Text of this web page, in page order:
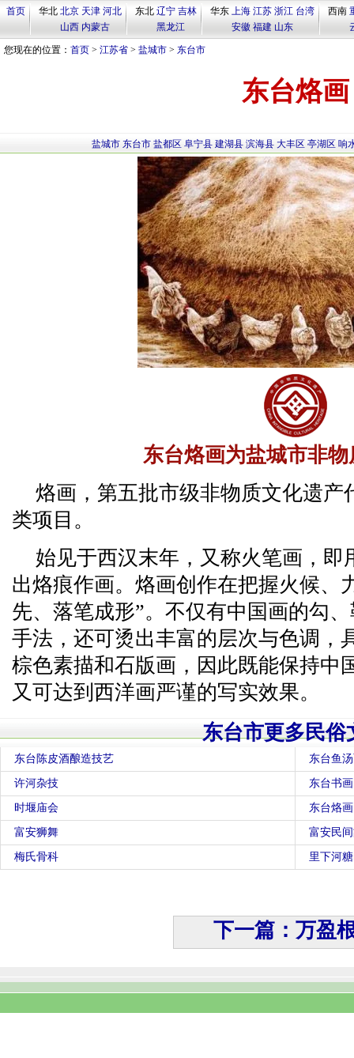
首页 华北 北京 天津 河北
山西 内蒙古
东北 辽宁 吉林
黑龙江
华东 上海 江苏 浙江 台湾
安徽 福建 山东
西南
您现在的位置： 首页 > 江苏省 > 盐城市 > 东台市
东台烙画
盐城市 东台市 盐都区 阜宁县 建湖县 滨海县 大丰区 亭湖区 响
东台烙画为盐城市非
烙画，第五批市级非物质文化遗产
类项目。
始见于西汉末年，又称火笔画，即
出烙痕作画。烙画创作在把握火候、
先、落笔成形”。不仅有中国画的勾
手法，还可烫出丰富的层次与色调，
棕色素描和石版画，因此既能保持中
又可达到西洋画严谨的写实效果。
东台市更多民俗
东台陈皮酒酿造技艺 东台鱼
许河杂技 东台书
时堰庙会 东台烙画
富安狮舞 富安民
梅氏骨科 里下河
下一篇：万盈